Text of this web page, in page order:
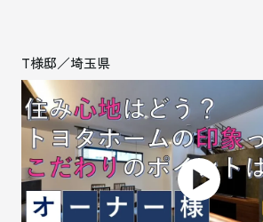
T様邸／埼玉県